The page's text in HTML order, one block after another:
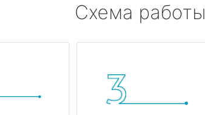
Схема работы